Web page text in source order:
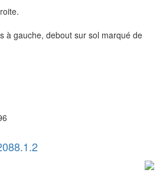
à gauche, debout sur sol marqué de